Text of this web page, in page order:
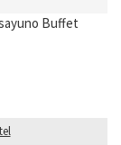
Buffet